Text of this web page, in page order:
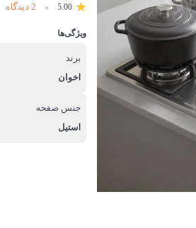
5.00 2 دیدگاه
ویژگی‌ها
برند
اخوان
جنس صفحه
استیل